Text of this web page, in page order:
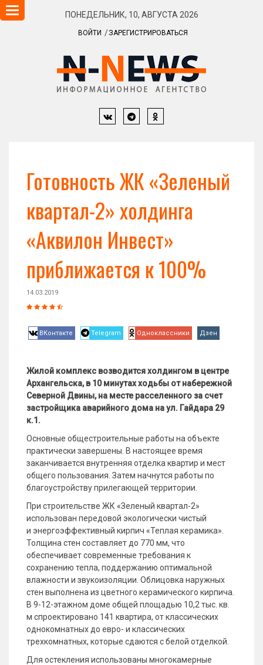
ПОНЕДЕЛЬНИК, 10, АВГУСТА 2026
ВОЙТИ ЗАРЕГИСТРИРОВАТЬСЯ
Навигация
Готовность ЖК «Зеленый
квартал-2» холдинга
«Аквилон Инвест»
приближается к 100%
14.03.2019
ВКонтакте Telegram Одноклассники Дзен
Жилой комплекс возводится холдингом в центре
Архангельска, в 10 минутах ходьбы от набережной
Северной Двины, на месте расселенного за счет
застройщика аварийного дома на ул. Гайдара 29
к.1.
Основные общестроительные работы на объекте
практически завершены. В настоящее время
заканчивается внутренняя отделка квартир и мест
общего пользования. Затем начнутся работы по
благоустройству прилегающей территории.
При строительстве ЖК «Зеленый квартал-2»
использован передовой экологически чистый
и энергоэффективный кирпич «Теплая керамика».
Толщина стен составляет до 770 мм, что
обеспечивает современные требования к
сохранению тепла, поддержанию оптимальной
влажности и звукоизоляции. Облицовка наружных
стен выполнена из цветного керамического кирпича.
В 9-12-этажном доме общей площадью 10,2 тыс. кв.
м спроектировано 141 квартира, от классических
однокомнатных до евро- и классических
трехкомнатных, которые сдаются с белой отделкой.
Для остекления использованы многокамерные